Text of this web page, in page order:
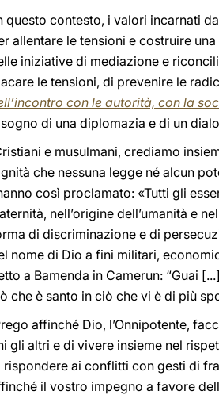
questo contesto, i valori incarnati
allentare le tensioni e costruire
iniziative di mediazione e
le tensioni, di prevenire le
con le autorità, con la
di una diplomazia e di un
e musulmani, crediamo
che nessuna legge né alcun
così proclamato: «Tutti gli
nell’origine dell’umanità e
di discriminazione e di
nome di Dio a fini militari,
a Bamenda in Camerun: “Guai
che è santo in ciò che vi è di più
affinché Dio, l’Onnipotente,
gli altri e di vivere insieme nel
rispondere ai conflitti con gesti di
il vostro impegno a favore